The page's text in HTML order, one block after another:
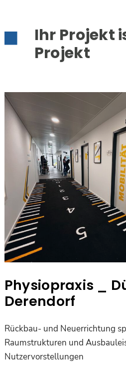
Ihr Projekt
Projekt
Physiopraxis _
Derendorf
Rückbau- und Neuerrichtung
Raumstrukturen und
Nutzervorstellungen